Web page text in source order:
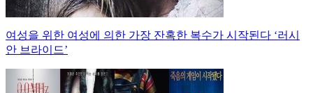
여성을 위한 여성에 의한 가장 잔혹한 복수가 시작된다 ‘러시
안 브라이드’